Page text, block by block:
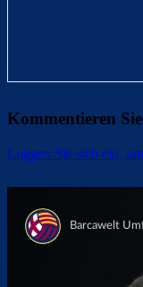
Kommentieren
Loggen Sie sich ein,